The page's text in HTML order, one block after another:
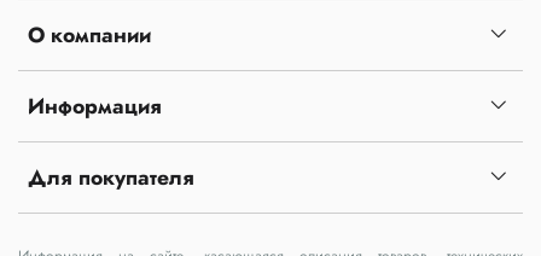
О компании
Информация
Для покупателя